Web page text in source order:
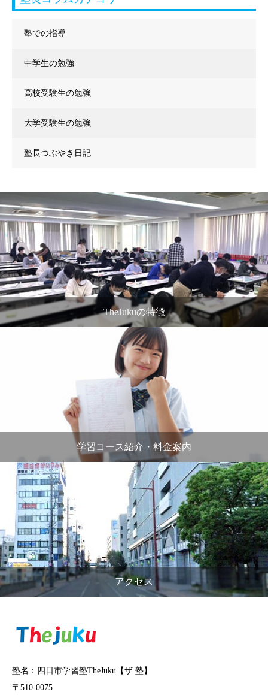
塾での指導
中学生の勉強
高校受験生の勉強
大学受験生の勉強
塾長つぶやき日記
TheJukuの特徴
学習コース紹介・料金案内
アクセス
塾名：四日市学習塾TheJuku【ザ 塾】
〒510-0075